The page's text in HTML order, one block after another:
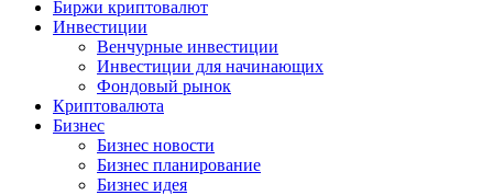
Биржи криптовалют
Инвестиции
Венчурные инвестиции
Инвестиции для начинающих
Фондовый рынок
Криптовалюта
Бизнес
Бизнес новости
Бизнес планирование
Бизнес идея